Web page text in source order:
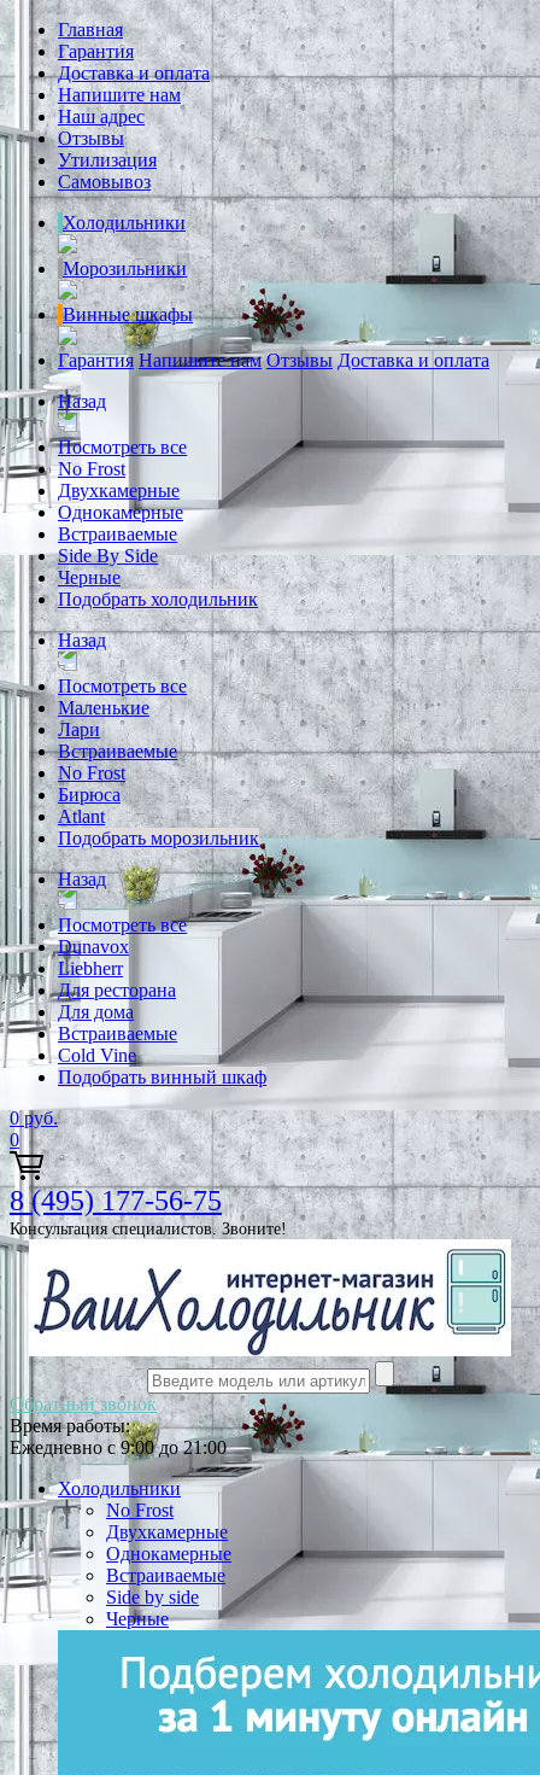
Главная
Гарантия
Доставка и оплата
Напишите нам
Наш адрес
Отзывы
Утилизация
Самовывоз
Холодильники
Морозильники
Винные шкафы
Гарантия Напишите нам Отзывы Доставка и оплата
Назад
Посмотреть все
No Frost
Двухкамерные
Однокамерные
Встраиваемые
Side By Side
Черные
Подобрать холодильник
Назад
Посмотреть все
Маленькие
Лари
Встраиваемые
No Frost
Бирюса
Atlant
Подобрать морозильник
Назад
Посмотреть все
Dunavox
Liebherr
Для ресторана
Для дома
Встраиваемые
Cold Vine
Подобрать винный шкаф
0 руб.
0
8 (495) 177-56-75
Консультация специалистов. Звоните!
Обратный звонок
Время работы:
Ежедневно с 9:00 до 21:00
Холодильники
No Frost
Двухкамерные
Однокамерные
Встраиваемые
Side by side
Черные